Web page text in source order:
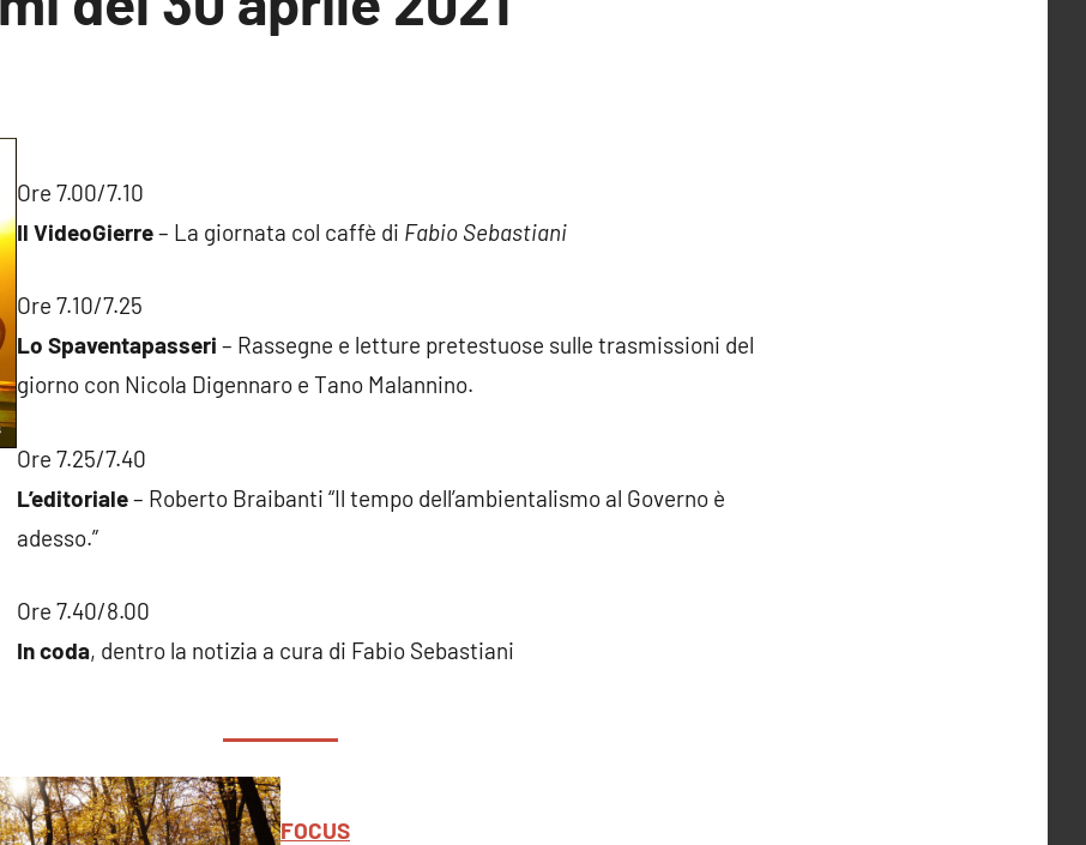
Ore 7.00/7.10
Il VideoGierre– La giornata col caffè di Fabio Sebastiani
Ore 7.10/7.25
Lo Spaventapasseri – Rassegne e letture pretestuose sulle trasmissioni del
giorno con Nicola Digennaro e Tano Malannino.
Ore 7.25/7.40
L’editoriale– Roberto Braibanti “Il tempo dell’ambientalismo al Governo è
adesso.”
Ore 7.40/8.00
In coda, dentro la notizia a cura di Fabio Sebastiani
FOCUS